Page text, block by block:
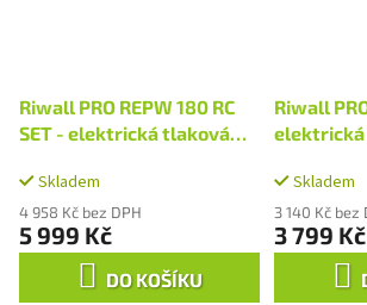
Riwall PRO REPW 180 RC
SET - elektrická tlaková
dálkovým ovládáním a
příslušenstvím
Skladem
4 958 Kč bez DPH
5 999 Kč
DO KOŠÍKU
Riwall
elektrická
Skladem
3 140 Kč bez
3 799 Kč